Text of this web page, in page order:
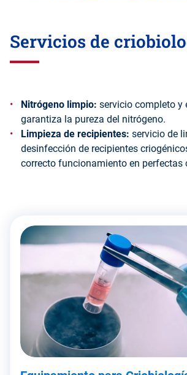
Servicios de
Nitrógeno limpio: servicio completo y
garantiza la pureza del nitrógeno.
Limpieza de recipientes: servicio de
desinfección de recipientes
correcto funcionamiento en perfectas